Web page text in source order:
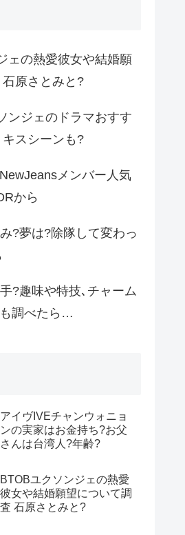
ェの熱愛彼女や結婚願
原さとみと?
ンジェのドラマおすす
スシーンも?
メンバー人気
から
?夢は?除隊して変わっ
?趣味や特技､チャーム
調べたら…
アイヴIVEチャンウォニョ
ンの実家はお金持ち?お父
さんは台湾人?年齢?
BTOBユクソンジェの熱愛
彼女や結婚願望について調
査 石原さとみと?